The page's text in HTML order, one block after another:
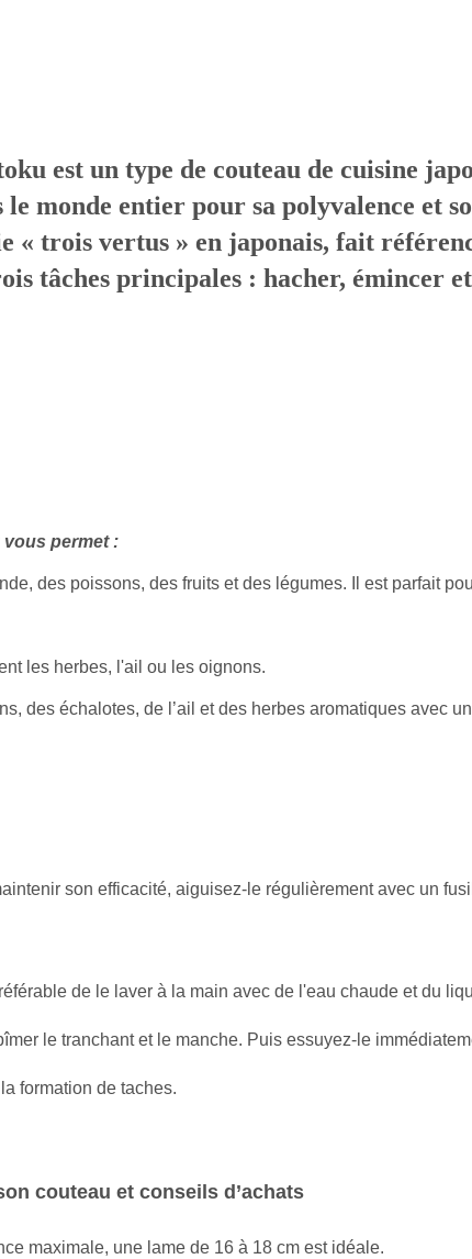
est un type de couteau de cuisine
monde entier pour sa polyvalence et
« trois vertus » en japonais, fait
tâches principales : hacher, émincer
permet :
des poissons, des fruits et des légumes. Il est parfait
les herbes, l'ail ou les oignons.
des échalotes, de l’ail et des herbes aromatiques avec
son efficacité, aiguisez-le régulièrement avec un
de le laver à la main avec de l'eau chaude et du
le tranchant et le manche. Puis essuyez-le
formation de taches.
couteau et conseils d’achats
maximale, une lame de 16 à 18 cm est idéale.